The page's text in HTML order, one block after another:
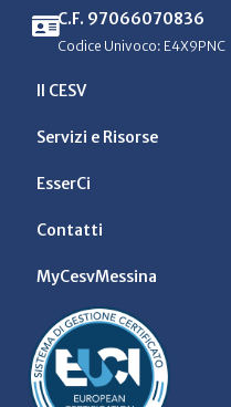
C.F. 97066070836
Codice Univoco: E4X9PNC
Il CESV
Servizi e Risorse
EsserCi
Contatti
MyCesvMessina